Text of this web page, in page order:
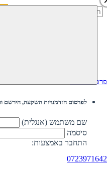
חיפוש:
0723971642
פרסם מודעה
לפרסום הזדמנויות השקעה, הירשם
שם משתמש (אנגלית)
סיסמה
התחבר באמצעות: